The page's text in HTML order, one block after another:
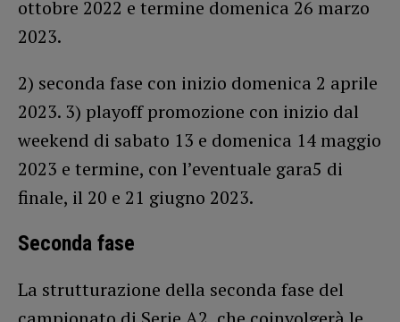
ottobre 2022 e termine domenica 26 marzo
2023.
2) seconda fase con inizio domenica 2 aprile
2023. 3) playoff promozione con inizio dal
weekend di sabato 13 e domenica 14 maggio
2023 e termine, con l’eventuale gara5 di
finale, il 20 e 21 giugno 2023.
Seconda fase
La strutturazione della seconda fase del